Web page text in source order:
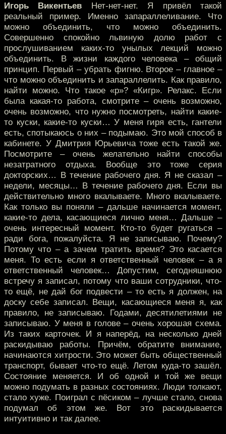
Игорь Викентьев Нет-нет-нет. Я привёл такой
реальный пример. Именно запараллеливание. Что
можно объединить, что можно объединить.
Совершенно спокойно львиную долю работ с
прослушиванием каких-то унылых лекций можно
объединить. В жизни каждого человека – общий
принцип. Первый – убрать фигню. Второе – главное –
что можно объединить и запараллелить. Как правило,
найти можно. Что такое «р»? «Кигр». Релакс. Если
была какая-то работа, смотрите – очень возможно,
очень возможно, что нужно посмотреть, найти какие-
то куски, какие-то куски… У меня гиря есть, гантели
есть, спотыкаюсь о них – подымаю. Это мой способ в
кабинете. У Дмитрия Юрьевича тоже есть такой же.
Посмотрите – очень желательно найти способы
незатратного отдыха. Вообще это тоже серия
докторских… В течение рабочего дня. Я не сказал –
недели, месяцы… В течение рабочего дня. Если вы
действительно много вкалываете. Много вкалываете.
Как только вы поняли – дальше начинается момент,
какие-то дела, касающиеся лично меня… Дальше –
очень интересный момент. Кто-то будет ругаться –
ради бога, пожалуйста. Я не записываю. Почему?
Потому что – а зачем тратить время? Это касается
меня. То есть если я ответственный человек – а я
ответственный человек… Допустим, сегодняшнюю
встречу я записал, потому что ваши сотрудники, что-
то ещё, не дай бог подвести – то есть я должен, на
доску себе записал. Вещи, касающиеся меня я, как
правило, не записываю. Годами, десятилетиями не
записываю. У меня в голове – очень хорошая схема.
Из таких карточек. И я наперёд, на несколько дней
раскидываю работы. Причём, обратите внимание,
начинаются хитрости. Это может быть общественный
транспорт, бывает что-то ещё. Летом куда-то зашёл.
Состояние меняется. И об одной и той же вещи
можно подумать в разных состояниях. Люди толкают,
стало хуже. Поиграл с пёсиком – лучше стало, снова
подумал об этом же. Вот это раскидывается
интуитивно и так далее.